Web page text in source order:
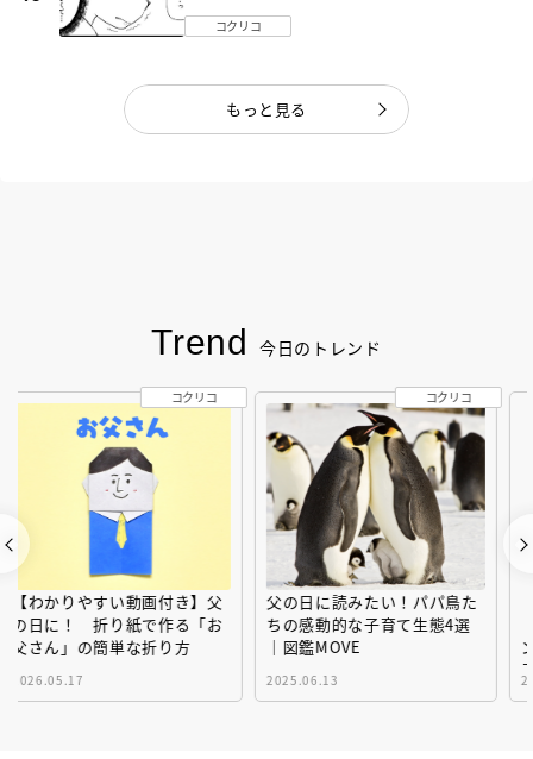
コクリコ
もっと見る
Trend 今日のトレンド
父の日に読みたい！パパ鳥た
ちの感動的な子育て生態4選
｜図鑑MOVE
2025.06.13
コクリコ
【梅雨】の対策と過ごし方
「洗濯」「紫外線」「エアコ
ン」「ゲリラ豪雨」…〔気象
2026.05.30
コクリコ